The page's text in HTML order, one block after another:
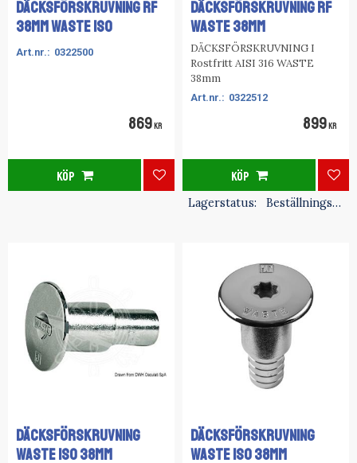
Däcksförskruvning RF
38MM Waste ISO
0322500
869 KR
Lägg till i favoriter
KÖP
DÄCKSFÖRSKRUVNING RF
WASTE 38mm
DÄCKSFÖRSKRUVNING I
Rostfritt AISI 316 WASTE
38mm
0322512
899 KR
Lagerstatus Beställningsvara
KÖP
Däcksförskruvning
Waste ISO 38MM
DÄCKSFÖRSKRUVNING
Waste ISO 38MM